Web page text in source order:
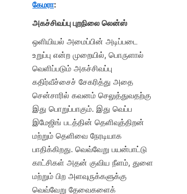
கேமரா:
அகச்சிவப்பு புறநிலை லென்ஸ்
ஒளியியல் அமைப்பின் அடிப்படை
உறுப்பு என்ற முறையில், பொருளால்
வெளிப்படும் அகச்சிவப்பு
கதிர்வீச்சைச் சேகரித்து அதை
சென்சாரில் கவனம் செலுத்துவதற்கு
இது பொறுப்பாகும். இது வெப்ப
இமேஜிங் படத்தின் தெளிவுத்திறன்
மற்றும் தெளிவை நேரடியாக
பாதிக்கிறது. வெவ்வேறு பயன்பாட்டு
காட்சிகள் அதன் குவிய நீளம், துளை
மற்றும் பிற அளவுருக்களுக்கு
வெவ்வேறு தேவைகளைக்